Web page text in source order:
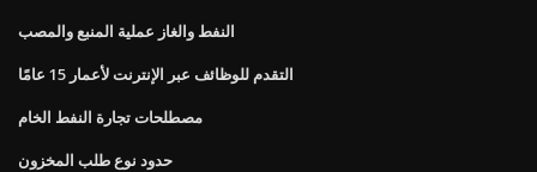
النفط والغاز عملية المنبع والمصب
التقدم للوظائف عبر الإنترنت لأعمار 15 عامًا
مصطلحات تجارة النفط الخام
حدود نوع طلب المخزون